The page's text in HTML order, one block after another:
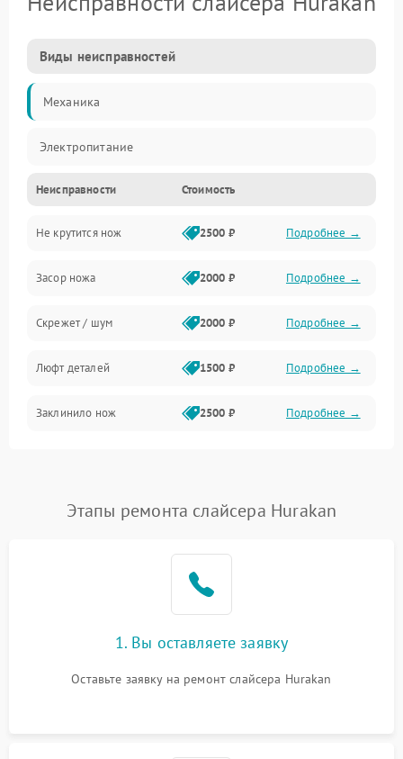
Виды неисправностей
Механика
Электропитание
Неисправности Стоимость
Не крутится нож 2500 ₽ Подробнее →
Засор ножа 2000 ₽ Подробнее →
Скрежет / шум 2000 ₽ Подробнее →
Люфт деталей 1500 ₽ Подробнее →
Заклинило нож 2500 ₽ Подробнее →
Этапы ремонта слайсера Hurakan
1. Вы оставляете заявку
Оставьте заявку на ремонт слайсера Hurakan